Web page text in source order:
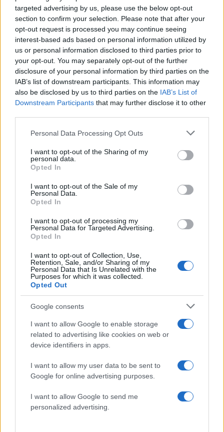
targeted advertising by us, please use the below opt-out
section to confirm your selection. Please note that after your
opt-out request is processed you may continue seeing
interest-based ads based on personal information utilized by
us or personal information disclosed to third parties prior to
your opt-out. You may separately opt-out of the further
disclosure of your personal information by third parties on the
IAB’s list of downstream participants. This information may
also be disclosed by us to third parties on the IAB’s List of
Downstream Participants that may further disclose it to other
Please note that this website/app uses one or more Google
not limited to your visit or usage behaviour. You may click to
grant or deny consent to Google and its third-party tags to
use your data for below specified purposes in below Google
consent section.
Personal Data Processing Opt Outs
I want to opt-out of the Sharing of my
personal data.
Opted In
I want to opt-out of the Sale of my
Personal Data.
Opted In
I want to opt-out of processing my
Personal Data for Targeted Advertising.
Opted In
I want to opt-out of Collection, Use,
Retention, Sale, and/or Sharing of my
Personal Data that Is Unrelated with the
Purposes for which it was collected.
Opted Out
Google consents
I want to allow Google to enable storage
related to advertising like cookies on web or
device identifiers in apps.
I want to allow my user data to be sent to
Google for online advertising purposes.
I want to allow Google to send me
personalized advertising.
Τι να δοκιμάσετε: Το εκπληκτικό Blend από
Βιλάνα και Malvasia Aromatica, ένα κρασί που
πραγματικά θα σας αφήσει άφωνους με τον
χαρακτήρα του. Το ΠΟΠ Αρχάνες (
Κοτσιφάλι –
Μανδηλάρι), ένα συγκλονιστικό κόκκινο κρασί με
τεράστιο αρωματικό βάθος και σπάνια
πολυπλοκότητα.
View this post on Instagram